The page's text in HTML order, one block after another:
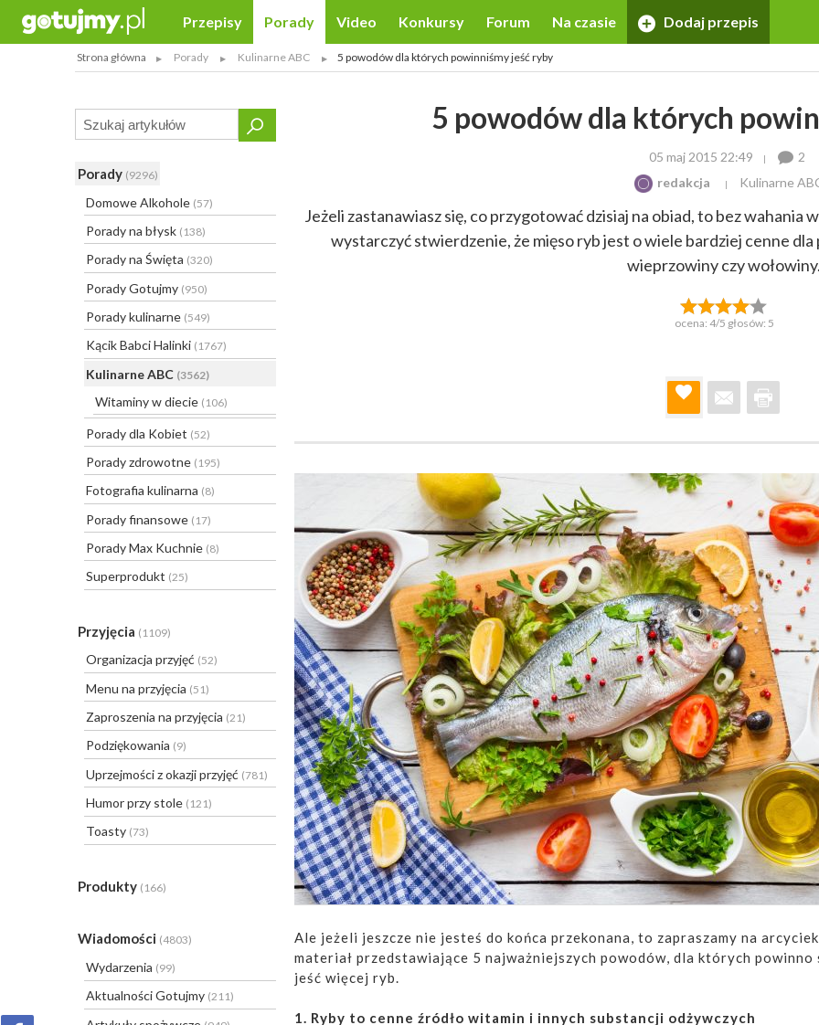
Przepisy Porady Video Konkursy Forum Na czasie Dodaj przepis
Strona główna Porady Kulinarne ABC 5 powodów dla których powinniśmy jeść ryby
Porady (9296)
Domowe Alkohole (57)
Porady na błysk (138)
Porady na Święta (320)
Porady Gotujmy (950)
Porady kulinarne (549)
Kącik Babci Halinki (1767)
Kulinarne ABC (3562)
Witaminy w diecie (106)
Porady dla Kobiet (52)
Porady zdrowotne (195)
Fotografia kulinarna (8)
Porady finansowe (17)
Porady Max Kuchnie (8)
Superprodukt (25)
Przyjęcia (1109)
Organizacja przyjęć (52)
Menu na przyjęcia (51)
Zaproszenia na przyjęcia (21)
Podziękowania (9)
Uprzejmości z okazji przyjęć (781)
Humor przy stole (121)
Toasty (73)
Produkty (166)
Wiadomości (4803)
Wydarzenia (99)
Aktualności Gotujmy (211)
5 powodów dla których
05 maj 2015 22:49
2
redakcja
Kulinarne
Jeżeli zastanawiasz się, co przygotować dzisiaj na obiad, to bez
wystarczyć stwierdzenie, że mięso ryb jest o wiele bardziej cenne
wieprzowiny czy wołowiny.
ocena: 4/5 głosów: 5
Ale jeżeli jeszcze nie jesteś do końca przekonana, to zapraszamy na
materiał przedstawiające 5 najważniejszych powodów, dla których powinno
jeść więcej ryb.
1. Ryby to cenne źródło witamin i innych substancji odżywczych